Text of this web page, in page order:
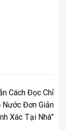
Cách Đọc Chỉ
Đơn Giản
Xác Tại Nhà”